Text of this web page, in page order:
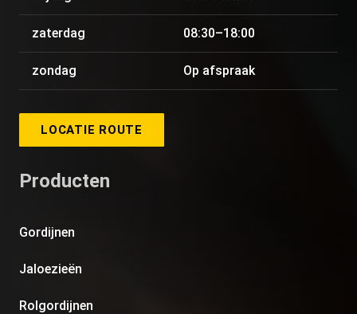
zaterdag 08:30–18:00
zondag Op afspraak
LOCATIE ROUTE
Producten
Gordijnen
Jaloezieën
Rolgordijnen